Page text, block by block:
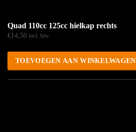
Quad 110cc 125cc hielkap rechts
€14,50 incl. btw
TOEVOEGEN AAN WINKELWAGEN